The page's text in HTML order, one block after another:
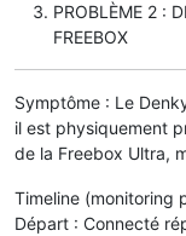
PROBLÈME 2 :
FREEBOX
Symptôme : Le
il est physiquement
de la Freebox Ultra,
Timeline (monitoring
Départ : Connecté